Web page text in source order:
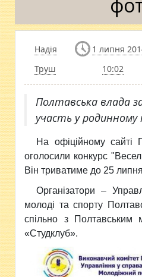
Надія
Труш
1 липня
10:02
Полтавська влада
участь у родинному
На офіційному сайті
оголосили конкурс
Він триватиме до 25
Організатори –
молоді та спорту
спільно з Полтавським
«Студклуб».